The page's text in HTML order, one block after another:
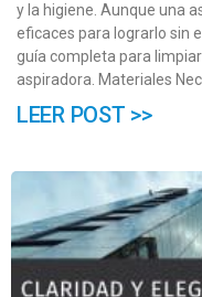
y la higiene. Aunque una
eficaces para lograrlo sin
guía completa para
aspiradora. Materiales
LEER POST >>